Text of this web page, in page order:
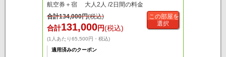
航空券＋宿 大人2人 /2日間の料金
合計134,000円(税込)
合計131,000円(税込)
(1人あたり65,500円・税込)
適用済みのクーポン
この部屋を
選択